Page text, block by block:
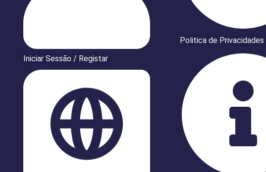
Iniciar Sessão / Registar
Politica de Privacidades